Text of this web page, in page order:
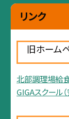
リンク
旧ホーム
北部調理場給
GIGAスクール